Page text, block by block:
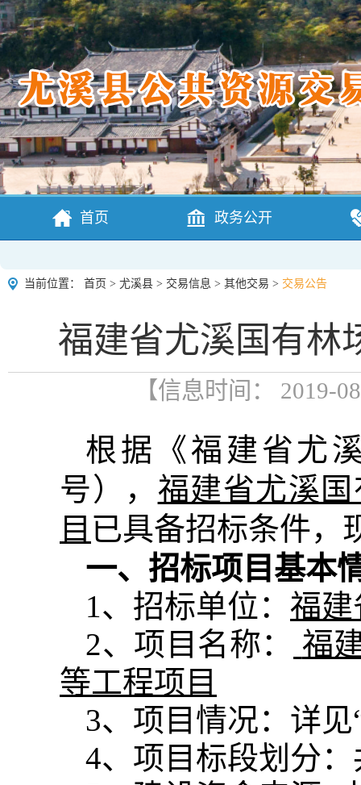
首页 政务公开
当前位置： 首页 > 尤溪县 > 交易信息 > 其他交易 > 交易公告
福建省尤溪国有林
【信息时间： 2019-
根据《福建省尤
号）， 福建省尤溪
目 已具备招标条件，
一、招标项目基本
1、招标单位： 福
2、项目名称：
福
等工程项目
3、项目情况：详见
4、项目标段划分